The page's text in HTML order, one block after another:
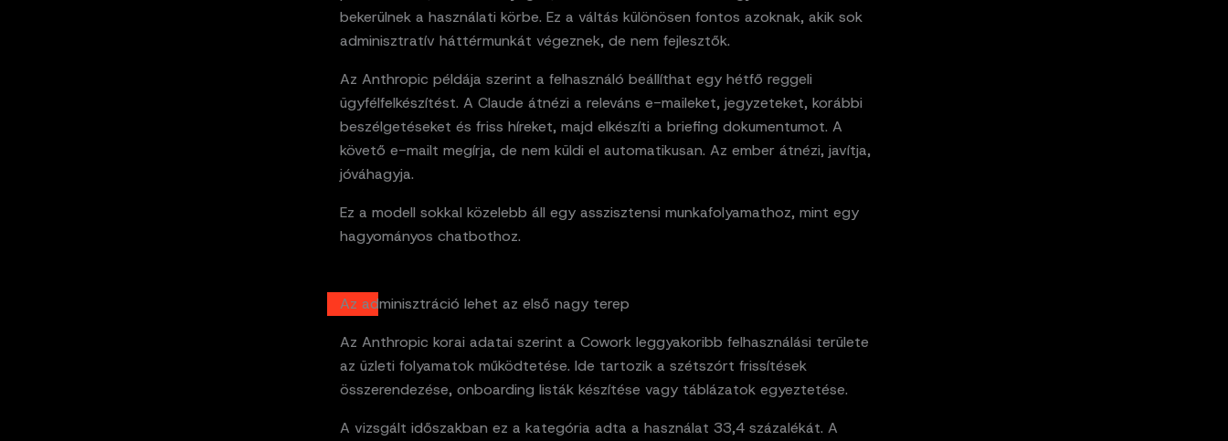
bekerülnek a használati körbe. Ez a váltás különösen fontos azoknak, akik sok
adminisztratív háttérmunkát végeznek, de nem fejlesztők.
Az Anthropic példája szerint a felhasználó beállíthat egy hétfő reggeli
ügyfélfelkészítést. A Claude átnézi a releváns e-maileket, jegyzeteket, korábbi
beszélgetéseket és friss híreket, majd elkészíti a briefing dokumentumot. A
követő e-mailt megírja, de nem küldi el automatikusan. Az ember átnézi, javítja,
jóváhagyja.
Ez a modell sokkal közelebb áll egy asszisztensi munkafolyamathoz, mint egy
hagyományos chatbothoz.
Az adminisztráció lehet az első nagy terep
Az Anthropic korai adatai szerint a Cowork leggyakoribb felhasználási területe
az üzleti folyamatok működtetése. Ide tartozik a szétszórt frissítések
összerendezése, onboarding listák készítése vagy táblázatok egyeztetése.
A vizsgált időszakban ez a kategória adta a használat 33,4 százalékát. A